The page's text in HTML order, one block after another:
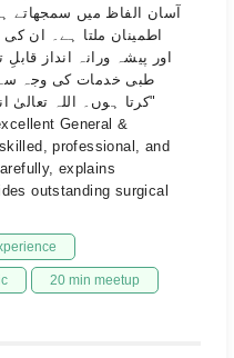
آسان الفاظ میں
اطمینان ملتا ہے۔ ان
اور پیشہ ورانہ انداز
طبی خدمات کی وجہ سے
کرتا ہوں۔ اللہ تعالیٰ
General &
professional, and
explains
outstanding surgical
20 min meetup